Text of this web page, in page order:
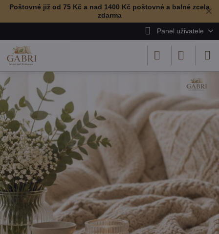
✕
Poštovné již od 75 Kč a nad 1400 Kč poštovné a balné zcela
zdarma
Panel uživatele